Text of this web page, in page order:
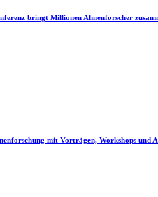
bringt Millionen Ahnenforscher
mit Vorträgen, Workshops und